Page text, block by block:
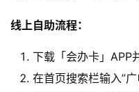
线上自助流程：
下载「会办卡」APP
在首页搜索栏输入”广